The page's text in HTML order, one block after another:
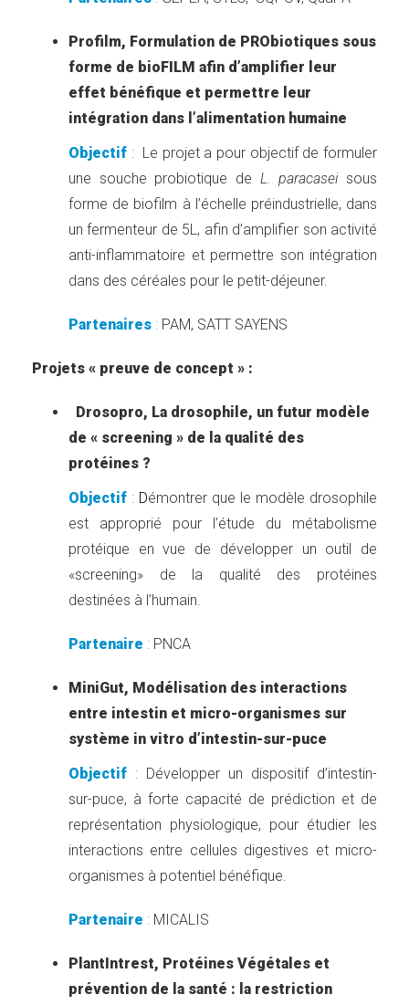
Profilm, Formulation de PRObiotiques sous
forme de bioFILM afin d’amplifier leur
effet bénéfique et permettre leur
intégration dans l’alimentation humaine
Objectif : Le projet a pour objectif de formuler
une souche probiotique de L. paracaseisous
forme de biofilm à l’échelle préindustrielle, dans
un fermenteur de 5L, afin d’amplifier son activité
anti-inflammatoire et permettre son intégration
dans des céréales pour le petit-déjeuner.
Partenaires : PAM, SATT SAYENS
Projets « preuve de concept » :
Drosopro, La drosophile, un futur modèle
de « screening » de la qualité des
protéines ?
Objectif : Démontrer que le modèle drosophile
est approprié pour l’étude du métabolisme
protéique en vue de développer un outil de
«screening» de la qualité des protéines
destinées à l’humain.
Partenaire : PNCA
MiniGut, Modélisation des interactions
entre intestin et micro-organismes sur
système in vitro d’intestin-sur-puce
Objectif : Développer un dispositif d’intestin-
sur-puce, à forte capacité de prédiction et de
représentation physiologique, pour étudier les
interactions entre cellules digestives et micro-
organismes à potentiel bénéfique.
Partenaire : MICALIS
PlantIntrest, Protéines Végétales et
prévention de la santé : la restriction